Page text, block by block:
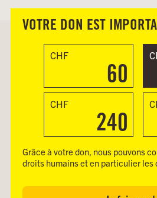
VOTRE DON EST
60
CHF
240
CHF
Grâce à votre don, nous pouvons
droits humains et en particulier les